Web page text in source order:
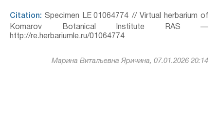
Citation: Specimen LE 01064774 // Virtual herbarium of
Komarov Botanical Institute RAS —
http://re.herbariumle.ru/01064774
Марина Витальевна Яричина, 07.01.2026 20:14